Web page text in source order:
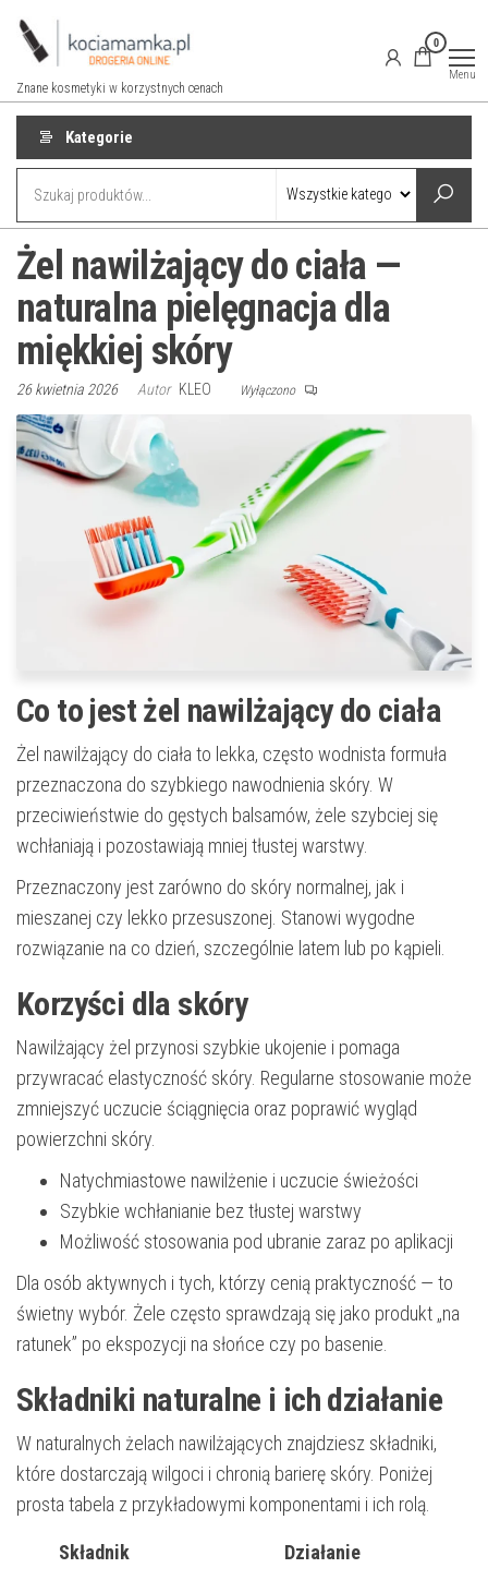
Przejdź
Znane kosmetyki w korzystnych cenach
0
Menu
Kategorie
Żel nawilżający do ciała —
naturalna pielęgnacja dla
miękkiej skóry
26 kwietnia 2026 Autor KLEO Wyłączono
Co to jest żel nawilżający do ciała
Żel nawilżający do ciała to lekka, często wodnista formuła
przeznaczona do szybkiego nawodnienia skóry. W
przeciwieństwie do gęstych balsamów, żele szybciej się
wchłaniają i pozostawiają mniej tłustej warstwy.
Przeznaczony jest zarówno do skóry normalnej, jak i
mieszanej czy lekko przesuszonej. Stanowi wygodne
rozwiązanie na co dzień, szczególnie latem lub po kąpieli.
Korzyści dla skóry
Nawilżający żel przynosi szybkie ukojenie i pomaga
przywracać elastyczność skóry. Regularne stosowanie może
zmniejszyć uczucie ściągnięcia oraz poprawić wygląd
powierzchni skóry.
Natychmiastowe nawilżenie i uczucie świeżości
Szybkie wchłanianie bez tłustej warstwy
Możliwość stosowania pod ubranie zaraz po aplikacji
Dla osób aktywnych i tych, którzy cenią praktyczność — to
świetny wybór. Żele często sprawdzają się jako produkt „na
ratunek” po ekspozycji na słońce czy po basenie.
Składniki naturalne i ich działanie
W naturalnych żelach nawilżających znajdziesz składniki,
które dostarczają wilgoci i chronią barierę skóry. Poniżej
prosta tabela z przykładowymi komponentami i ich rolą.
Składnik
Działanie